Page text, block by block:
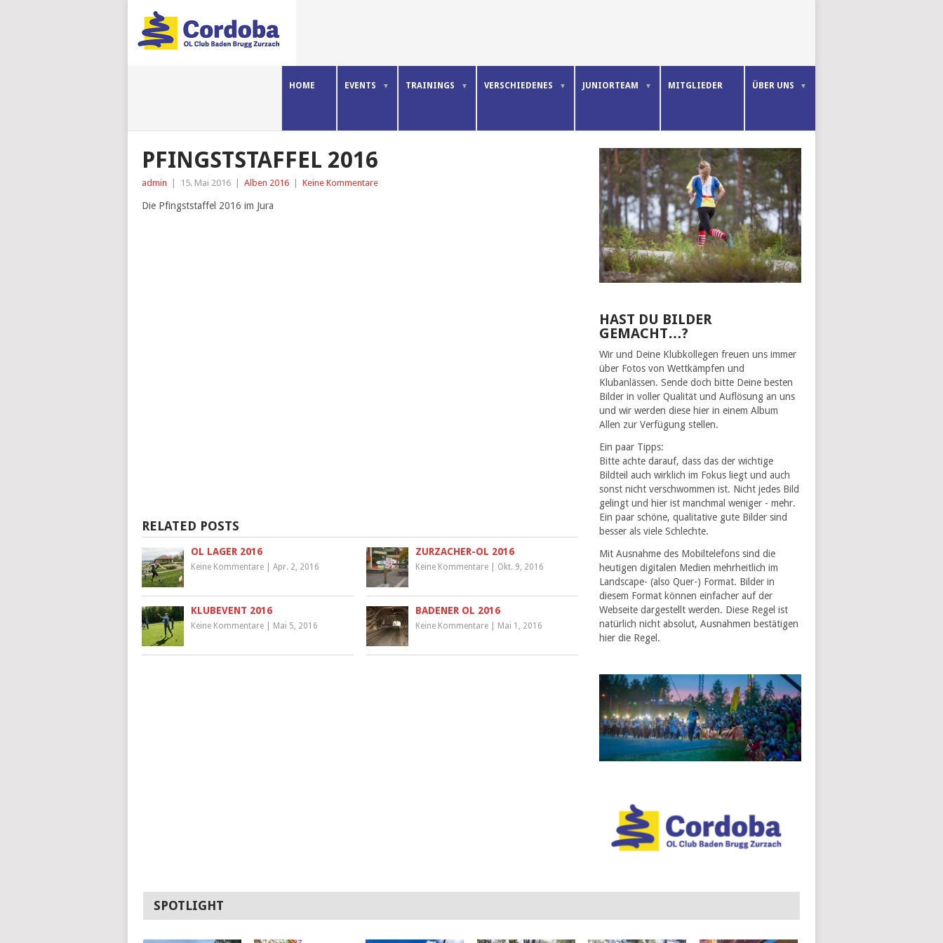
HOME EVENTS TRAININGS VERSCHIEDENES JUNIORTEAM MITGLIEDER ÜBER UNS
PFINGSTSTAFFEL 2016
admin 15. Mai 2016 Alben 2016 Keine Kommentare
Die Pfingststaffel 2016 im Jura
RELATED POSTS
OL LAGER 2016
Keine Kommentare Apr. 2, 2016
ZURZACHER-OL 2016
Keine Kommentare Okt. 9, 2016
KLUBEVENT 2016
Keine Kommentare Mai 5, 2016
BADENER OL 2016
Keine Kommentare Mai 1, 2016
HAST DU BILDER
GEMACHT…?
Wir und Deine Klubkollegen freuen uns immer
über Fotos von Wettkämpfen und
Klubanlässen. Sende doch bitte Deine besten
Bilder in voller Qualität und Auflösung an uns
und wir werden diese hier in einem Album
Allen zur Verfügung stellen.
Ein paar Tipps:
Bitte achte darauf, dass das der wichtige
Bildteil auch wirklich im Fokus liegt und auch
sonst nicht verschwommen ist. Nicht jedes Bild
gelingt und hier ist manchmal weniger - mehr.
Ein paar schöne, qualitative gute Bilder sind
besser als viele Schlechte.
Mit Ausnahme des Mobiltelefons sind die
heutigen digitalen Medien mehrheitlich im
Landscape- (also Quer-) Format. Bilder in
diesem Format können einfacher auf der
Webseite dargestellt werden. Diese Regel ist
natürlich nicht absolut, Ausnahmen bestätigen
hier die Regel.
SPOTLIGHT